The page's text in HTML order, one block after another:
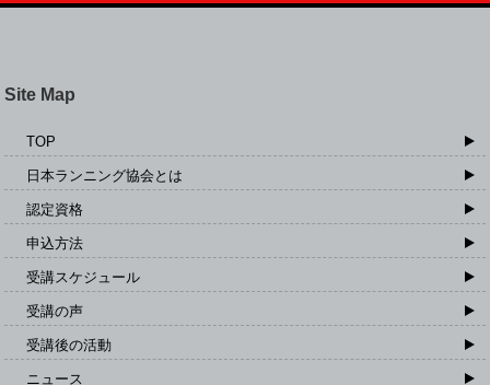
Site Map
TOP
日本ランニング協会とは
認定資格
申込方法
受講スケジュール
受講の声
受講後の活動
ニュース